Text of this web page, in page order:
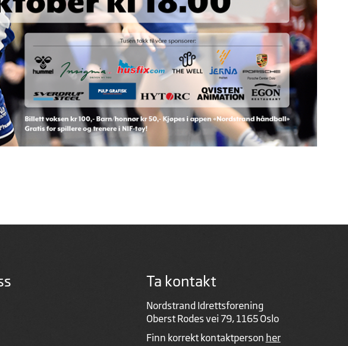
Ta kontakt
Nordstrand Idrettsforening
Oberst Rodes vei 79, 1165 Oslo
Finn korrekt kontaktperson her